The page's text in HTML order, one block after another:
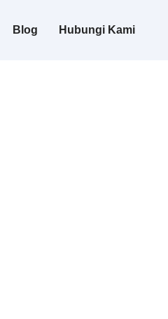
Blog Hubungi Kami